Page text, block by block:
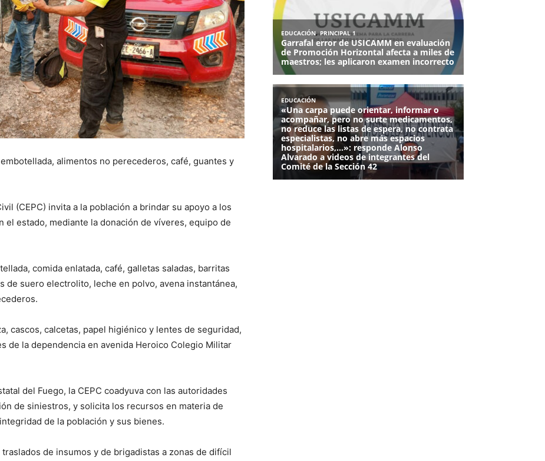
alimentos no perecederos, café, guantes y
(CEPC) invita a la población a brindar su apoyo a los
estado, mediante la donación de víveres, equipo de
comida enlatada, café, galletas saladas, barritas
de suero electrolito, leche en polvo, avena instantánea,
cascos, calcetas, papel higiénico y lentes de seguridad,
de la dependencia en avenida Heroico Colegio Militar
del Fuego, la CEPC coadyuva con las autoridades
de siniestros, y solicita los recursos en materia de
de la población y sus bienes.
de insumos y de brigadistas a zonas de difícil